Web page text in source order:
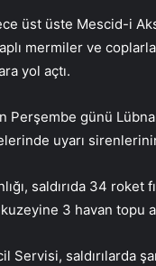
üst üste Mescid-i
mermiler ve
yol açtı.
Perşembe günü
uyarı
saldırıda 34
3 havan topu
Servisi,